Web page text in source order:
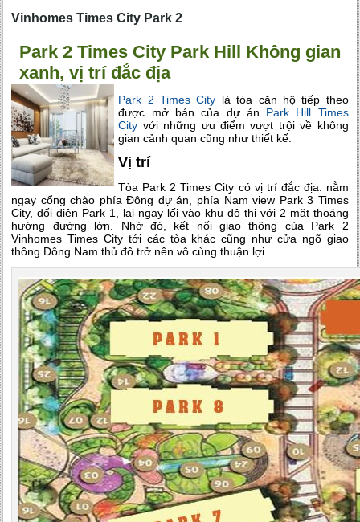
Vinhomes Times City Park 2
Park 2 Times City Park Hill Không gian
xanh, vị trí đắc địa
Park 2 Times City là tòa căn hộ tiếp theo
được mở bán của dự án Park Hill Times
City với những ưu điểm vượt trội về không
gian cảnh quan cũng như thiết kế.
Vị trí
Tòa Park 2 Times City có vị trí đắc địa: nằm
ngay cổng chào phía Đông dự án, phía Nam view Park 3 Times
City, đối diện Park 1, lại ngay lối vào khu đô thị với 2 mặt thoáng
hướng đường lớn. Nhờ đó, kết nối giao thông của Park 2
Vinhomes Times City tới các tòa khác cũng như cửa ngõ giao
thông Đông Nam thủ đô trở nên vô cùng thuận lợi.